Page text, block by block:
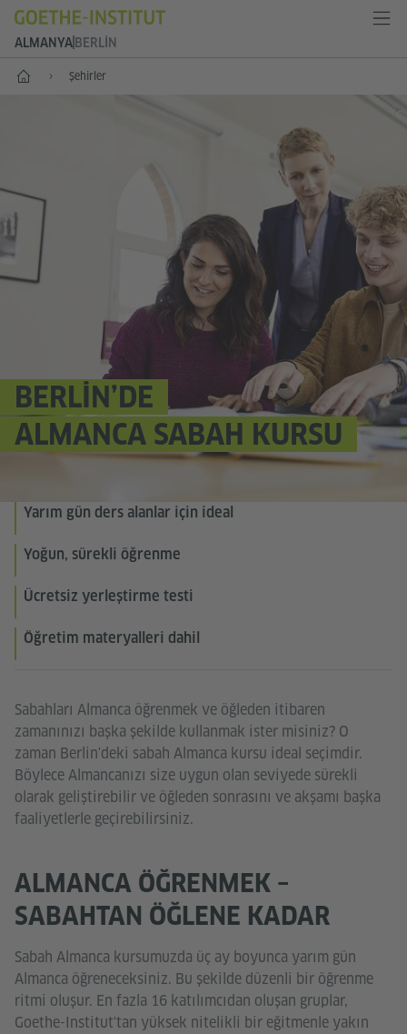
ALMANYA BERLIN
-- Şehirler
BERLIN’DE
ALMANCA SABAH KURSU
Sabahları Almanca öğrenmek ve öğleden itibaren
zamanınızı başka şekilde kullanmak ister misiniz? O
zaman Berlin'deki sabah Almanca kursu ideal seçimdir.
Böylece Almancanızı size uygun olan seviyede sürekli
olarak geliştirebilir ve öğleden sonrasını ve akşamı başka
faaliyetlerle geçirebilirsiniz.
Yarım gün ders alanlar için ideal
Yoğun, sürekli öğrenme
Ücretsiz yerleştirme testi
Öğretim materyalleri dahil
ALMANCA ÖĞRENMEK –
SABAHTAN ÖĞLENE KADAR
Sabah Almanca kursumuzda üç ay boyunca yarım gün
Almanca öğreneceksiniz. Bu şekilde düzenli bir öğrenme
ritmi oluşur. En fazla 16 katılımcıdan oluşan gruplar,
Goethe-Institut'tan yüksek nitelikli bir eğitmenle yakın